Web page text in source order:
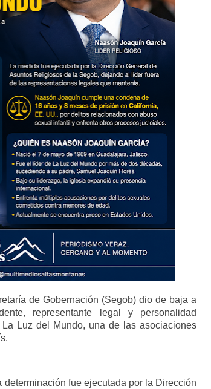
de Gobernación (Segob) dio de baja a
representante legal y personalidad
Luz del Mundo, una de las asociaciones
fue ejecutada por la Dirección